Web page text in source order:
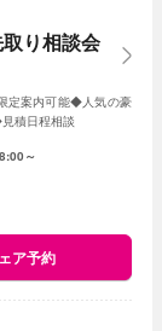
り相談会
定案内可能◆人気の豪
積日程相談
～
ア予約